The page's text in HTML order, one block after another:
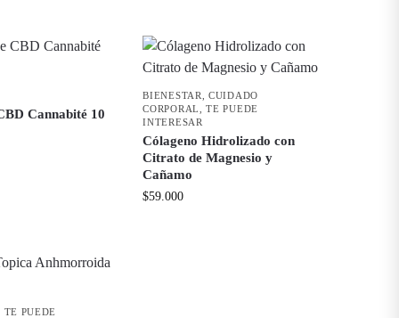
Cannabité 10
BIENESTAR ,CUIDADO
CORPORAL
,TE PUEDE
INTERESAR
Cólageno Hidrolizado con
Citrato de Magnesio y
Cañamo
$59.000
TE PUEDE